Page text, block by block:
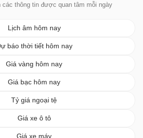
các thông tin được quan tâm mỗi ngày
Lịch âm hôm nay
báo thời tiết hôm nay
Giá vàng hôm nay
Giá bạc hôm nay
Tỷ giá ngoại tệ
Giá xe ô tô
Giá xe máy